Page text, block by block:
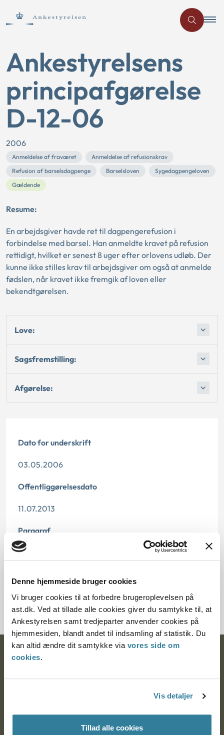
Denne hjemmeside bruger cookies
Vi bruger cookies til at forbedre brugeroplevelsen på
ast.dk. Ved at tillade alle cookies giver du samtykke til, at
Ankestyrelsen samt tredjeparter anvender cookies på
hjemmesiden, blandt andet til indsamling af statistik. Du
kan altid ændre dit samtykke via vores side om
cookies.
Vis detaljer
Tillad alle cookies
Ankestyrelsens
principafgørelse
D-12-06
2006
Anmeldelse af fraværet
Anmeldelse af refusionskrav
Refusion af barselsdagpenge
Barselsloven
Sygedagpengeloven
Gældende
Resume:
En arbejdsgiver havde ret til dagpengerefusion i
forbindelse med barsel. Han anmeldte kravet på refusion
rettidigt, hvilket er senest 8 uger efter orlovens udløb. Der
kunne ikke stilles krav til arbejdsgiver om også at anmelde
fødslen, når kravet ikke fremgik af loven eller
bekendtgørelsen.
Love:
Sagsfremstilling:
Afgørelse:
Dato for underskrift
03.05.2006
Offentliggørelsesdato
11.07.2013
Paragraf
§ 26 § 14 § 14 § 18 § 54 § 19
Journalnummer
7000420-05
Ankestyrelsen
Postadresse: